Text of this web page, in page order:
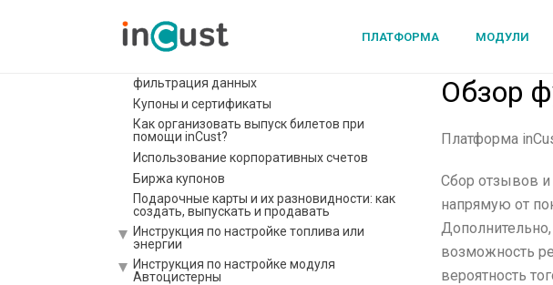
ПЛАТФОРМА МОДУЛИ
покупателя
Инструкция Цифровая карта pkpass
фильтрация данных
Купоны и сертификаты
Как организовать выпуск билетов при
помощи inCust?
Использование корпоративных счетов
Биржа купонов
Подарочные карты и их разновидности: как
создать, выпускать и продавать
Инструкция по настройке топлива или
энергии
Инструкция по настройке модуля
Автоцистерны
Обзор
Платформа
Сбор отзывов
напрямую от
возможность
вероятность